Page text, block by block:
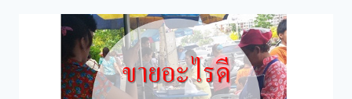
อาหาร
หน้า
ห้าง
สรรพ
สินค้า
ตอน